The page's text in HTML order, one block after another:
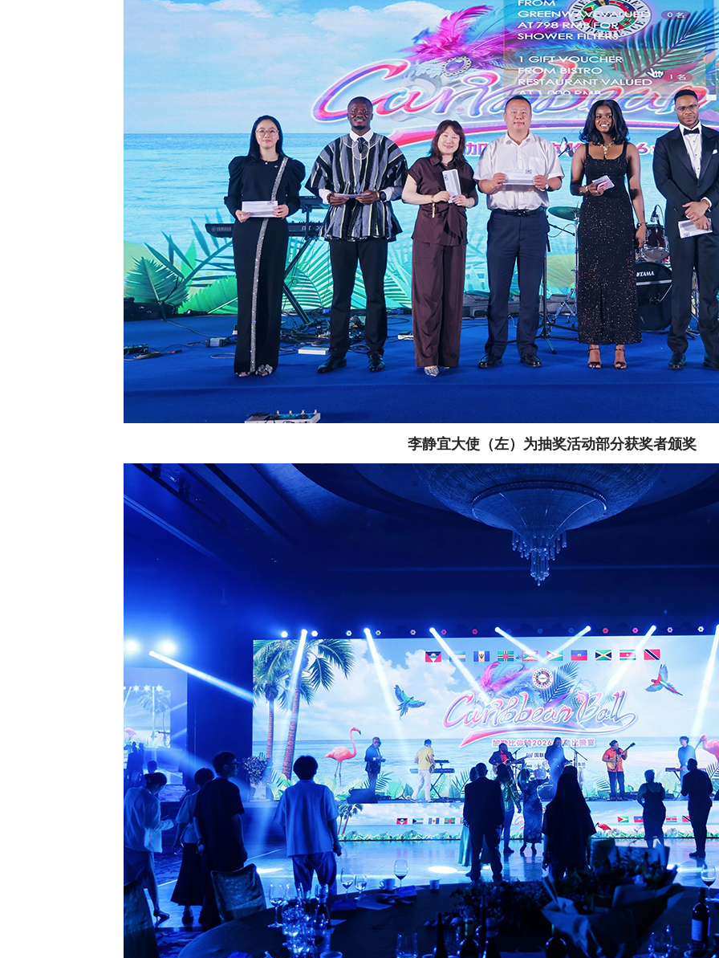
李静宜大使（左）为抽奖活动部分获奖者颁奖